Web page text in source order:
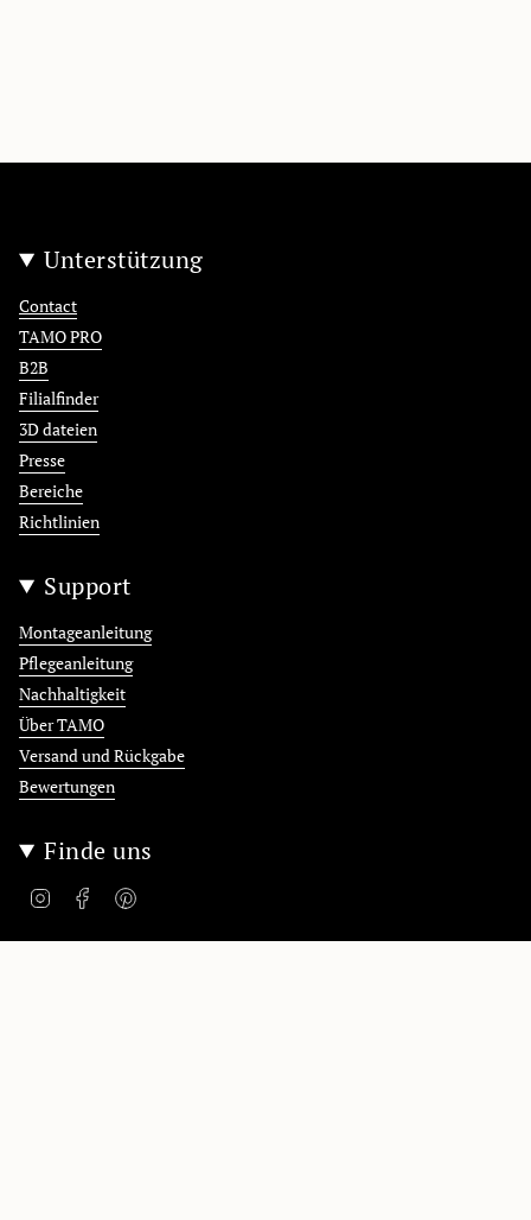
Unterstützung
Contact
TAMO PRO
B2B
Filialfinder
3D dateien
Presse
Bereiche
Richtlinien
Support
Montageanleitung
Pflegeanleitung
Nachhaltigkeit
Über TAMO
Versand und Rückgabe
Bewertungen
Finde uns
InstagramFacebook